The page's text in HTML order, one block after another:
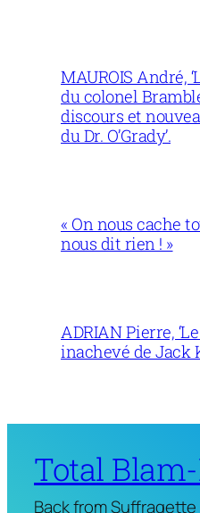
MAUROIS André,
du colonel
discours et
du Dr. O’Grady’.
« On nous cache
nous dit rien ! »
ADRIAN Pierre,
inachevé de Jack
Total
Back from